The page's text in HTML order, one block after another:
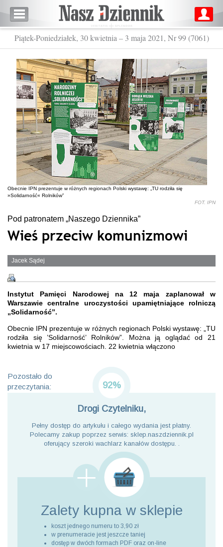
Piątek-Poniedziałek, 30 kwietnia – 3 maja 2021, Nr 99 (7061)
Obecnie IPN prezentuje w różnych regionach Polski wystawę: „TU rodziła się
»Solidarność« Rolników”
FOT. IPN
Pod patronatem „Naszego Dziennika”
Wieś przeciw komunizmowi
Jacek Sądej
Instytut Pamięci Narodowej na 12 maja zaplanował w
Warszawie centralne uroczystości upamiętniające rolniczą
„Solidarność”.
Obecnie IPN prezentuje w różnych regionach Polski wystawę: „TU
rodziła się ’Solidarność’ Rolników”. Można ją oglądać od 21
kwietnia w 17 miejscowościach. 22 kwietnia włączono
Pozostało do
przeczytania:
92%
Drogi Czytelniku,
Pełny dostęp do artykułu i całego wydania jest płatny.
Polecamy zakup poprzez serwis: sklep.naszdziennik.pl
oferujący szeroki wachlarz kanałów dostępu. .
Zalety kupna w sklepie
koszt jednego numeru to 3,90 zł
w prenumeracie jest jeszcze taniej
dostęp w dwóch formach PDF oraz on-line